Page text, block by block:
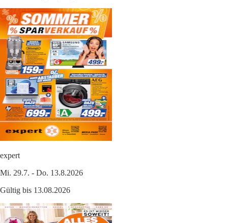
expert
Mi. 29.7. - Do. 13.8.2026
Gültig bis 13.08.2026